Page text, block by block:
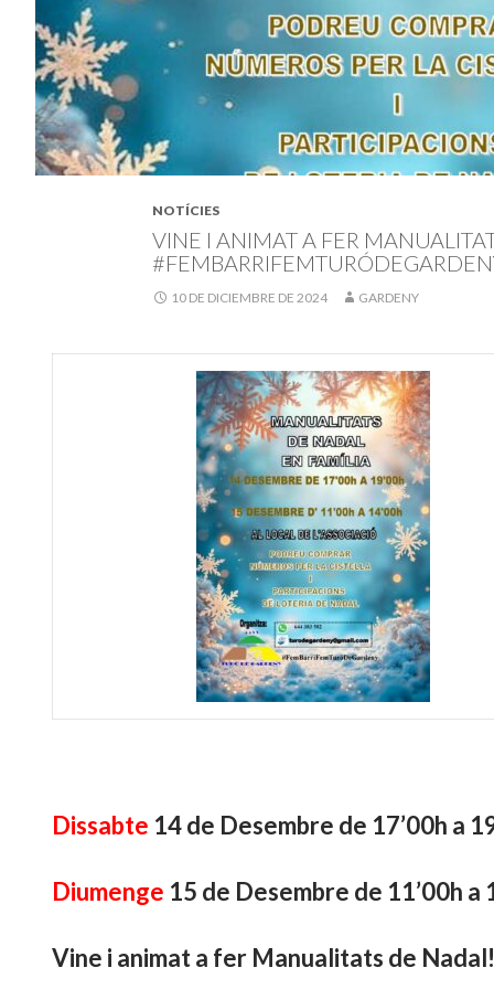
NOTÍCIES
VINE I ANIMAT A FER
10 DE DICIEMBRE DE 2024 GARDENY
Dissabte 14 de Desembre de 17’00h a
Diumenge 15 de Desembre de 11’00h a
Vine i animat a fer Manualitats de